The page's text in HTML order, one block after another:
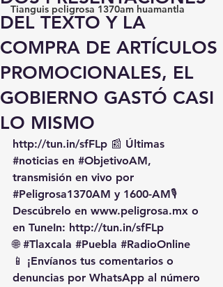
Tianguis peligrosa 1370am huamantla
DEL TEXTO Y LA
COMPRA DE ARTÍCULOS
PROMOCIONALES, EL
GOBIERNO GASTÓ CASI
LO MISMO
http://tun.in/sfFLp 📰 Últimas
#noticias en #ObjetivoAM,
transmisión en vivo por
#Peligrosa1370AM y 1600-AM🎙️
Descúbrelo en www.peligrosa.mx o
en TuneIn: http://tun.in/sfFLp
🌐 #Tlaxcala #Puebla #RadioOnline
📱 ¡Envíanos tus comentarios o
denuncias por WhatsApp al número